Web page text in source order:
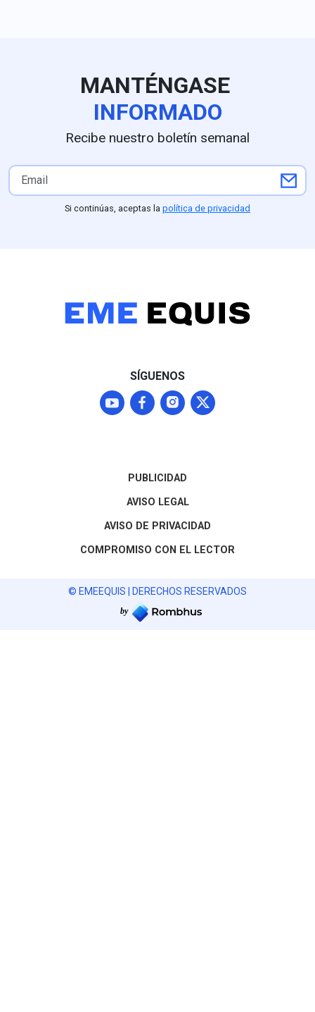
MANTÉNGASE
INFORMADO
Recibe nuestro boletín semanal
Si continúas, aceptas la política de privacidad
SÍGUENOS
PUBLICIDAD
AVISO LEGAL
AVISO DE PRIVACIDAD
COMPROMISO CON EL LECTOR
© EMEEQUIS | DERECHOS RESERVADOS
by